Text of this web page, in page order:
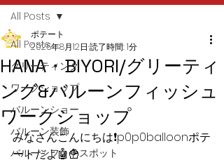
All Posts
グリーティング
ワークショップ
バルーンショー
バルーン装飾
バルーンフォトスポット
All Posts
HANA・BIYORI/グリーティ
ング&バルーンフィッシュ
ワークショップ
ポテート
2025年8月12日 読了時間: 1分
みなさんこんにちは❗️p0p0balloonポテ
ートだよ🤖🍟